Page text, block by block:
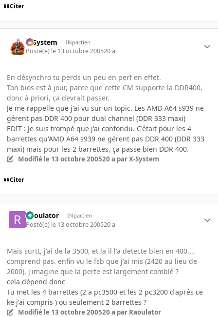
Citer
X-System INpactien
Posté(e) le 13 octobre 200520 a
En désynchro tu perds un peu en perf en effet.
Ton bios est à jour, parce que cette CM supporte la DDR400,
donc à priori, ça devrait passer.
Je me rappelle que j'ai vu sur un topic. Les AMD A64 s939 ne
gérent pas DDR 400 pour dual channel (DDR 333 maxi)
EDIT : Je suis trompé que j'ai confondu. C'était pour les 4
barrettes qu'AMD A64 s939 ne gérent pas DDR 400 (DDR 333
maxi) mais pour les 2 barrettes, ça passe bien DDR 400.
Modifié le 13 octobre 200520 a par X-System
Citer
Raoulator INpactien
Posté(e) le 13 octobre 200520 a
Mais surtt, j'ai de la 3500, et la il l'a detecte bien en 400....
comprend pas. enfin vu le fsb que j'ai mis (2420 au lieu de
2000), j'imagine que la perte est largement comblé ?
cela dépend donc
Tu met les 4 barrettes (2 a pc3500 et les 2 pc3200 d'aprés ce
ke j'ai compris ) ou seulement 2 barrettes ?
Modifié le 13 octobre 200520 a par Raoulator